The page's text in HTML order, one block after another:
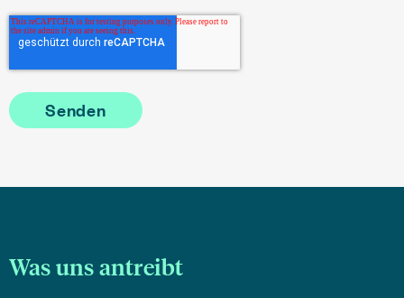
Was uns antreibt